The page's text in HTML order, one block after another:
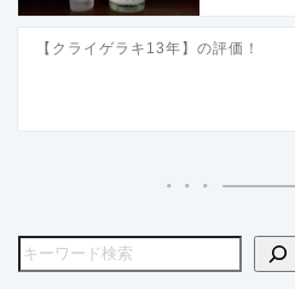
【クライゲラキ13年】の評価！